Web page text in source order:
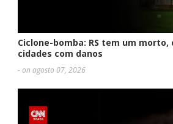
Ciclone-bomba: RS tem um morto,
cidades com danos
- on agosto 07, 2026